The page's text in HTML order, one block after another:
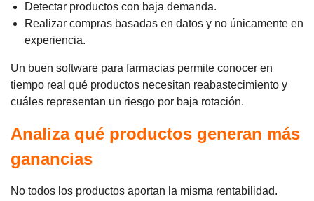
Detectar productos con baja demanda.
Realizar compras basadas en datos y no únicamente en
experiencia.
Un buen software para farmacias permite conocer en
tiempo real qué productos necesitan reabastecimiento y
cuáles representan un riesgo por baja rotación.
Analiza qué productos generan más
ganancias
No todos los productos aportan la misma rentabilidad.